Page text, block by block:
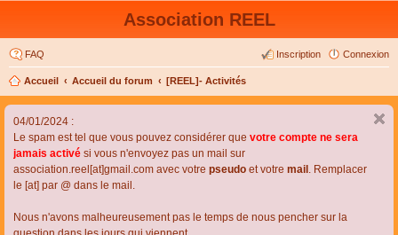
Association REEL
FAQ Connexion
Inscription
Accueil Accueil du forum [REEL]- Activités
04/01/2024 :
Le spam est tel que vous pouvez considérer que votre compte ne sera
jamais activé si vous n'envoyez pas un mail sur
association.reel[at]gmail.com avec votre pseudo et votre mail . Remplacer
le [at] par @ dans le mail.
Nous n'avons malheureusement pas le temps de nous pencher sur la